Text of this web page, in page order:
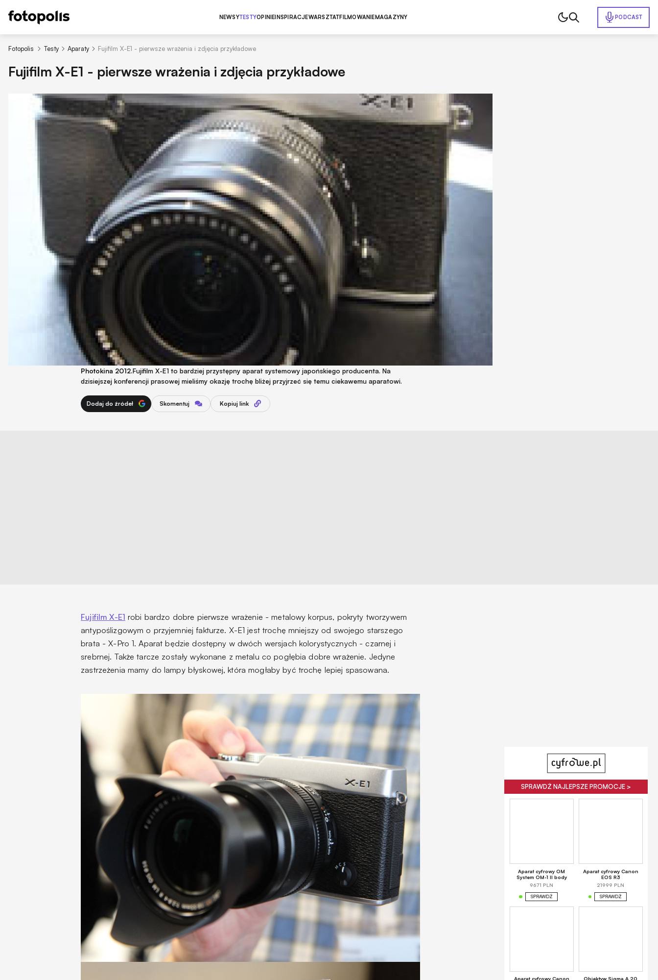
NEWSYTESTYOPINIEINSPIRACJEWARSZTATFILMOWANIEMAGAZYNY PODCAST
Fotopolis Testy Aparaty Fujifilm X-E1 - pierwsze wrażenia i zdjęcia przykładowe
Fujifilm X-E1 - pierwsze wrażenia i zdjęcia przykładowe
Photokina 2012.Fujifilm X-E1 to bardziej przystępny aparat systemowy japońskiego producenta. Na
dzisiejszej konferencji prasowej mieliśmy okazję trochę bliżej przyjrzeć się temu ciekawemu aparatowi.
Dodaj do źródeł Skomentuj Kopiuj link
Fujifilm X-E1 robi bardzo dobre pierwsze wrażenie - metalowy korpus, pokryty tworzywem
antypoślizgowym o przyjemniej fakturze. X-E1 jest trochę mniejszy od swojego starszego
brata - X-Pro 1. Aparat będzie dostępny w dwóch wersjach kolorystycznych - czarnej i
srebrnej. Także tarcze zostały wykonane z metalu co pogłębia dobre wrażenie. Jedyne
zastrzeżenia mamy do lampy błyskowej, która mogłaby być trochę lepiej spasowana.
SPRAWDŹ NAJLEPSZE PROMOCJE >
Aparat cyfrowy OM
System OM-1 II body
9671 PLN
SPRAWDŹ
Aparat cyfrowy Canon
EOS R3
21999 PLN
SPRAWDŹ
Aparat cyfrowy Canon
Obiektyw Sigma A 20